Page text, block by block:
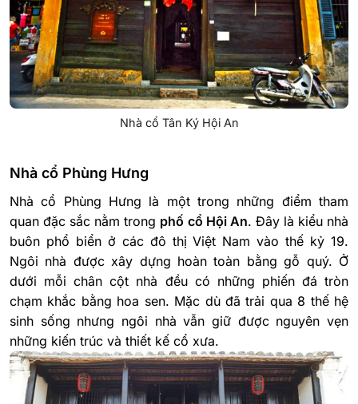
Nhà cổ Tân Ký Hội An
Nhà cổ Phùng Hưng
Nhà cổ Phùng Hưng là một trong những điểm tham
quan đặc sắc nằm trong phố cổ Hội An. Đây là kiểu nhà
buôn phổ biển ở các đô thị Việt Nam vào thế kỷ 19.
Ngôi nhà được xây dựng hoàn toàn bằng gỗ quý. Ở
dưới mỗi chân cột nhà đều có những phiến đá tròn
chạm khắc bằng hoa sen. Mặc dù đã trải qua 8 thế hệ
sinh sống nhưng ngôi nhà vẫn giữ được nguyên vẹn
những kiến trúc và thiết kế cổ xưa.